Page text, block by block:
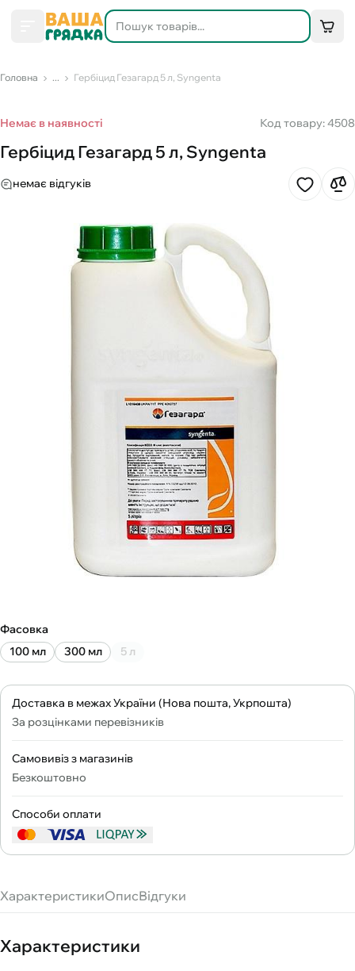
Головна ... Гербіцид Гезагард 5 л, Syngenta
Немає в наявності Код товару: 4508
Гербіцид Гезагард 5 л, Syngenta
немає відгуків
Фасовка
100 мл
300 мл 5 л
Доставка в межах України (Нова пошта, Укрпошта)
За розцінками перевізників
Самовивіз з магазинів
Безкоштовно
Способи оплати
ХарактеристикиОписВідгуки
Характеристики